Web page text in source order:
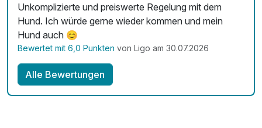
Unkomplizierte und preiswerte Regelung mit dem
Hund. Ich würde gerne wieder kommen und mein
Hund auch 😊
Bewertet mit 6,0 Punkten von Ligo am 30.07.2026
Alle Bewertungen